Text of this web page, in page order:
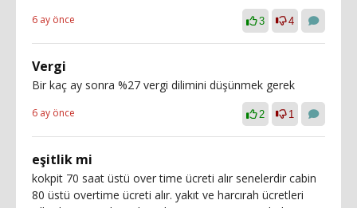
6 ay önce 3 4
Vergi
Bir kaç ay sonra %27 vergi dilimini düşünmek gerek
6 ay önce 2 1
eşitlik mi
kokpit 70 saat üstü over time ücreti alır senelerdir cabin
80 üstü overtime ücreti alır. yakıt ve harcırah ücretleri